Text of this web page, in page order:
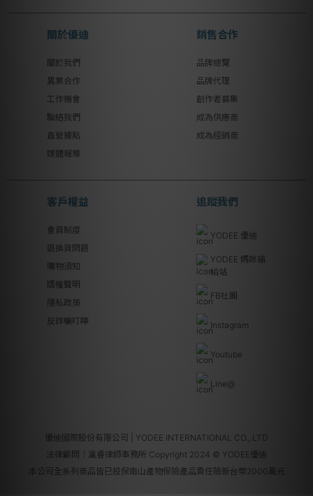
關於優迪
關於我們
異業合作
工作機會
聯絡我們
直營據點
媒體報導
銷售合作
品牌總覽
品牌代理
創作者募集
成為供應商
成為經銷商
客戶權益
會員制度
退換貨問題
購物須知
版權聲明
隱私政策
反詐騙叮嚀
追蹤我們
YODEE 優迪
YODEE 媽咪補
給站
FB社團
Instagram
Youtube
Line@
優迪國際股份有限公司 | YODEE INTERNATIONAL CO., LTD
法律顧問｜瀛睿律師事務所 Copyright 2024 © YODEE優迪
本公司全系列商品皆已投保南山產物保險產品責任險新台幣2000萬元